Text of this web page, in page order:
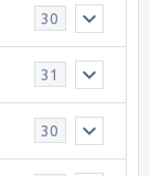
30
31
30